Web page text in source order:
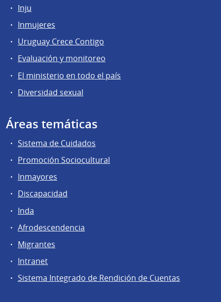
Inju
Inmujeres
Uruguay Crece Contigo
Evaluación y monitoreo
El ministerio en todo el país
Diversidad sexual
Áreas temáticas
Sistema de Cuidados
Promoción Sociocultural
Inmayores
Discapacidad
Inda
Afrodescendencia
Migrantes
Intranet
Sistema Integrado de Rendición de Cuentas